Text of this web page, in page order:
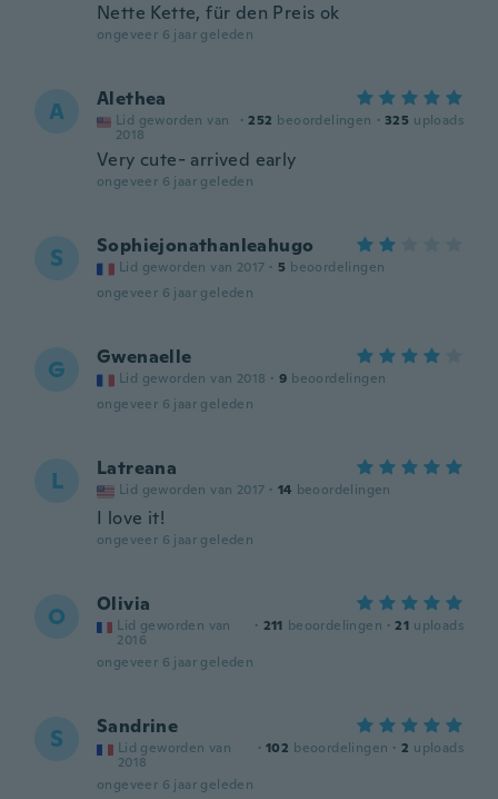
Nette Kette, für den Preis ok
ongeveer 6 jaar geleden
A Alethea
Lid geworden van
2018
· 252 beoordelingen · 325 uploads
Very cute- arrived early
ongeveer 6 jaar geleden
S Sophiejonathanleahugo
Lid geworden van 2017 · 5 beoordelingen
ongeveer 6 jaar geleden
G Gwenaelle
Lid geworden van 2018 · 9 beoordelingen
ongeveer 6 jaar geleden
L Latreana
Lid geworden van 2017 · 14 beoordelingen
I love it!
ongeveer 6 jaar geleden
O Olivia
Lid geworden van
2016
· 211 beoordelingen · 21 uploads
ongeveer 6 jaar geleden
S Sandrine
Lid geworden van
2018
· 102 beoordelingen · 2 uploads
ongeveer 6 jaar geleden